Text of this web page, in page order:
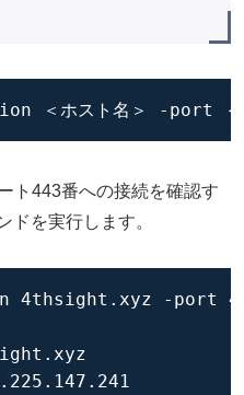
＜ホスト名＞ -port ＜
ト443番への接続を確認す
ドを実行します。
4thsight.xyz -port